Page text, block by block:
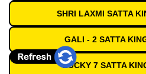
SHRI LAXMI SATTA
GALI - 2 SATTA
LUCKY 7 SATTA